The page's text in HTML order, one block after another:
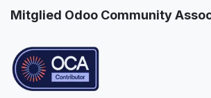
Mitglied Odoo Community